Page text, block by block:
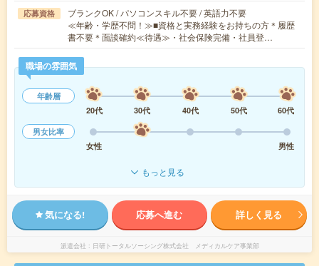
応募資格
ブランクOK / パソコンスキル不要 / 英語力不要
≪年齢・学歴不問！≫■資格と実務経験をお持ちの方＊履歴
書不要＊面談確約≪待遇≫・社会保険完備・社員登…
職場の雰囲気
年齢層
20代
30代 40代 50代
60代
男女比率
女性
男性
もっと見る
気になる! 応募へ進む 詳しく見る
派遣会社 日研トータルソーシング株式会社 メディカルケア事業部